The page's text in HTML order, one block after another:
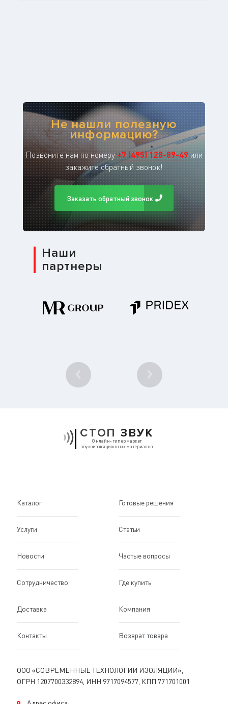
Не нашли полезную
информацию?
Позвоните нам по номеру+7(495)128-89-49 или
закажите обратный звонок!
Заказать обратный звонок
Наши
партнеры
1
СТОП ЗВУК
Онлайн-гипермаркет
звукоизоляционных материалов
Каталог Готовые решения
Услуги Статьи
Новости Частые вопросы
Сотрудничество Где купить
Доставка Компания
Контакты Возврат товара
ООО «СОВРЕМЕННЫЕ ТЕХНОЛОГИИ ИЗОЛЯЦИИ»,
ОГРН 1207700332894, ИНН 9717094577, КПП 771701001